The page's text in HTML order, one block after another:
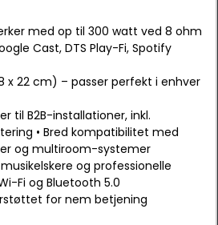
med op til 300 watt ved 8 ohm
Cast, DTS Play-Fi, Spotify
x 22 cm) – passer perfekt i enhver
til B2B-installationer, inkl.
• Bred kompatibilitet med
og multiroom-systemer
og professionelle
Fi og Bluetooth 5.0
for nem betjening